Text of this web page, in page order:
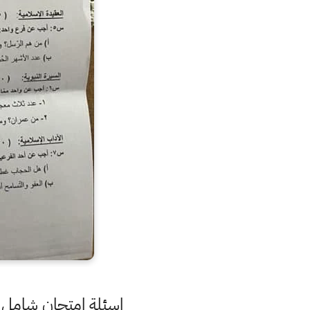
اسئلة امتحان شامل 2023 تمهيدي للامتحان الوزاري مادة الاسلامية للصف السادس